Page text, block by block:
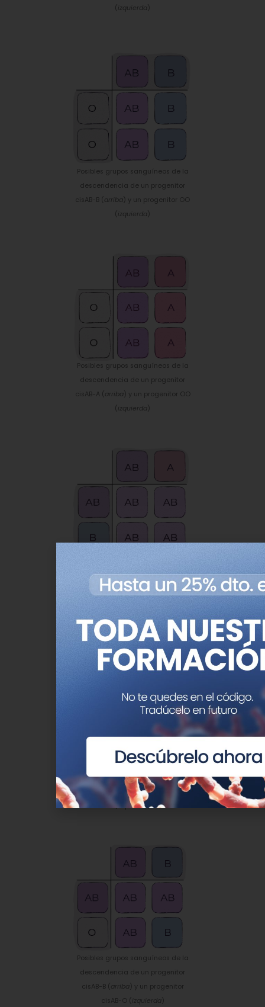
( izquierda )
Posibles grupos sanguíneos de la
descendencia de un progenitor
cisAB-B ( arriba ) y un progenitor OO
( izquierda )
Posibles grupos sanguíneos de la
descendencia de un progenitor
cisAB-A ( arriba) y un progenitor OO
( izquierda )
descendencia de un progenitor
cisAB-A (arriba) y un progenitor
Posibles grupos sanguíneos de la
descendencia de un progenitor
cisAB-O
) y un progenitor OO
(izquierda)
Posibles grupos sanguíneos de la
descendencia de un progenitor
cisAB-B ( arriba) y un progenitor
cisAB-O ( izquierda)